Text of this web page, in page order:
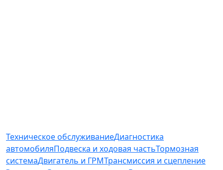
Техническое обслуживаниеДиагностика
автомобиляПодвеска и ходовая частьТормозная
системаДвигатель и ГРМТрансмиссия и сцепление